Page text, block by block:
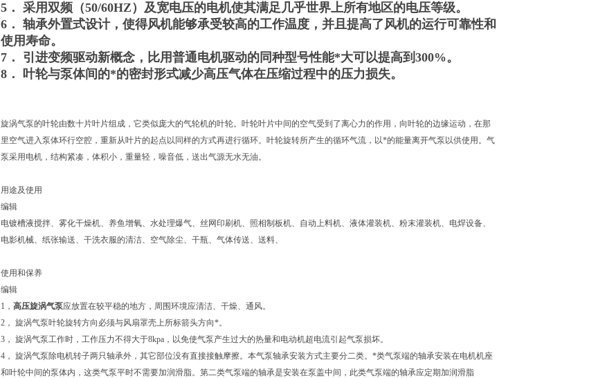
5． 采用双频（50/60HZ）及宽电压的电机使其满足几乎世界上所有地区的电压等级。
6． 轴承外置式设计，使得风机能够承受较高的工作温度，并且提高了风机的运行可靠性和
使用寿命。
7． 引进变频驱动新概念，比用普通电机驱动的同种型号性能*大可以提高到300%。
8． 叶轮与泵体间的*的密封形式减少高压气体在压缩过程中的压力损失。
旋涡气泵的叶轮由数十片叶片组成，它类似庞大的气轮机的叶轮。叶轮叶片中间的空气受到了离心力的作用，向叶轮的边缘运动，在那
里空气进入泵体环行空腔，重新从叶片的起点以同样的方式再进行循环。叶轮旋转所产生的循环气流，以*的能量离开气泵以供使用。气
泵采用电机，结构紧凑，体积小，重量轻，噪音低，送出气源无水无油。
用途及使用
编辑
电镀槽液搅拌、雾化干燥机、养鱼增氧、水处理爆气、丝网印刷机、照相制板机、自动上料机、液体灌装机、粉末灌装机、电焊设备、
电影机械、纸张输送、干洗衣服的清洁、空气除尘、干瓶、气体传送、送料、
使用和保养
编辑
1， 高压旋涡气泵应放置在较平稳的地方，周围环境应清洁、干燥、通风。
2， 旋涡气泵叶轮旋转方向必须与风扇罩壳上所标箭头方向*。
3， 旋涡气泵工作时，工作压力不得大于8kpa，以免使气泵产生过大的热量和电动机超电流引起气泵损坏。
4， 旋涡气泵除电机转子两只轴承外，其它部位没有直接接触摩擦。本气泵轴承安装方式主要分二类。*类气泵端的轴承安装在电机机座
和叶轮中间的泵体内，这类气泵平时不需要加润滑脂。第二类气泵端的轴承是安装在泵盖中间，此类气泵端的轴承应定期加润滑脂